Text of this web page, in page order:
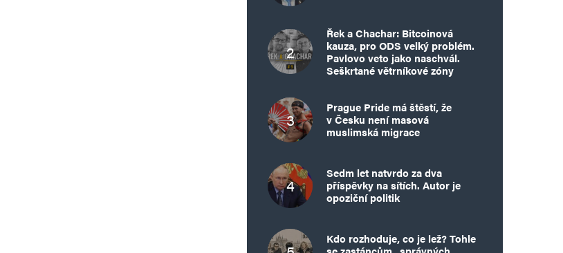
Řek a Chachar: Bitcoinová
kauza, pro ODS velký problém.
Pavlovo veto jako naschvál.
Seškrtané větrníkové zóny
Prague Pride má štěstí, že
v Česku není masová
muslimská migrace
Sedm let natvrdo za dva
příspěvky na sítích. Autor je
opoziční politik
Kdo rozhoduje, co je lež? Tohle